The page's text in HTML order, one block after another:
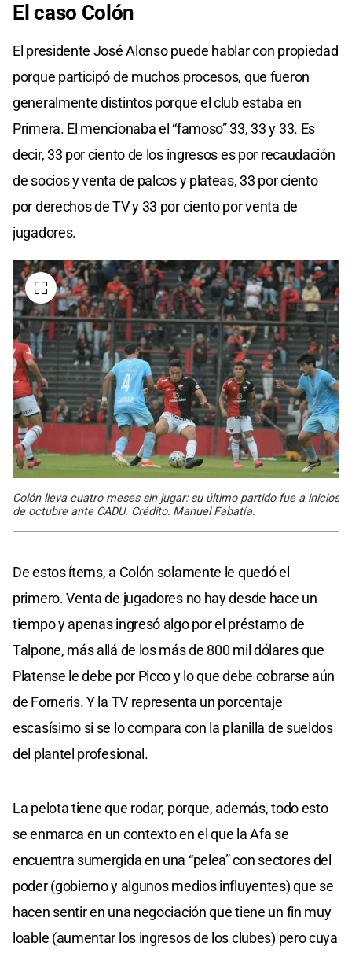
El caso Colón
El presidente José Alonso puede hablar con propiedad
porque participó de muchos procesos, que fueron
generalmente distintos porque el club estaba en
Primera. El mencionaba el “famoso” 33, 33 y 33. Es
decir, 33 por ciento de los ingresos es por recaudación
de socios y venta de palcos y plateas, 33 por ciento
por derechos de TV y 33 por ciento por venta de
jugadores.
Colón lleva cuatro meses sin jugar: su último partido fue a inicios
de octubre ante CADU. Crédito: Manuel Fabatía.
De estos ítems, a Colón solamente le quedó el
primero. Venta de jugadores no hay desde hace un
tiempo y apenas ingresó algo por el préstamo de
Talpone, más allá de los más de 800 mil dólares que
Platense le debe por Picco y lo que debe cobrarse aún
de Forneris. Y la TV representa un porcentaje
escasísimo si se lo compara con la planilla de sueldos
del plantel profesional.
La pelota tiene que rodar, porque, además, todo esto
se enmarca en un contexto en el que la Afa se
encuentra sumergida en una “pelea” con sectores del
poder (gobierno y algunos medios influyentes) que se
hacen sentir en una negociación que tiene un fin muy
loable (aumentar los ingresos de los clubes) pero cuya